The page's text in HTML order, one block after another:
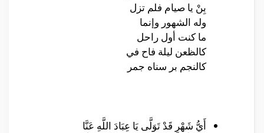
بِنْ يا صيام فلم تزل
وله الشهور وإنما
ما كنت أول راحل
كالظعن ليلة فاح في
كالنجم بر سناه جمر
أَيُّ شَهْرٍ قَدْ تَوَلَّى يَا عِبَادَ اللَّهِ عَنَّا